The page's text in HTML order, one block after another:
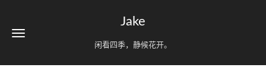
Jake
闲看四季，静候花开。